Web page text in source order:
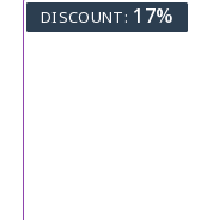
DISCOUNT: 17%